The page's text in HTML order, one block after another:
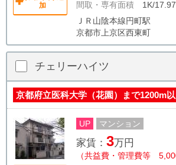
加
間取・専有面積 1K/17.97
ＪＲ山陰本線円町駅
京都市上京区西東町
チェリーハイツ
京都府立医科大学（花園）まで1200m
UP マンション
家賃： 3万円
（共益費・管理費等